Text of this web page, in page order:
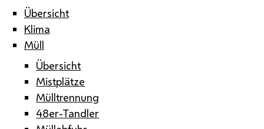
Übersicht
Klima
Müll
Übersicht
Mistplätze
Mülltrennung
48er-Tandler